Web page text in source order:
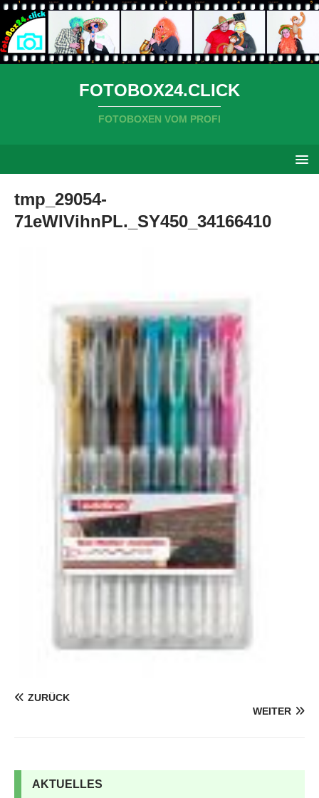
FOTOBOX24.CLICK
FOTOBOXEN VOM PROFI
tmp_29054-
71eWIVihnPL._SY450_34166410
ZURÜCK
WEITER
AKTUELLES